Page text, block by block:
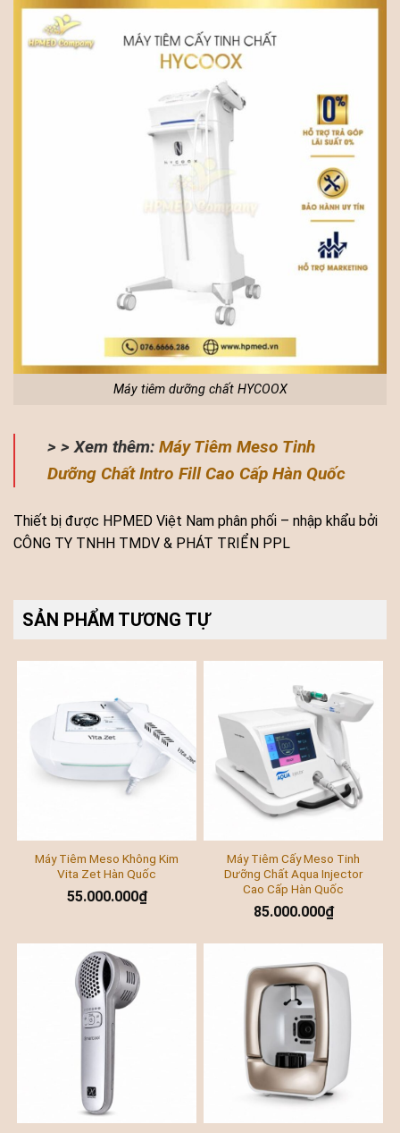
Máy tiêm dưỡng chất HYCOOX
> > Xem thêm: Máy Tiêm Meso Tinh
Dưỡng Chất Intro Fill Cao Cấp Hàn Quốc
Thiết bị được HPMED Việt Nam phân phối – nhập khẩu bởi
CÔNG TY TNHH TMDV & PHÁT TRIỂN PPL
SẢN PHẨM TƯƠNG TỰ
Máy Tiêm Meso Không Kim
Vita Zet Hàn Quốc
55.000.000₫
Máy Tiêm Cấy Meso Tinh
Dưỡng Chất Aqua Injector
Cao Cấp Hàn Quốc
85.000.000₫